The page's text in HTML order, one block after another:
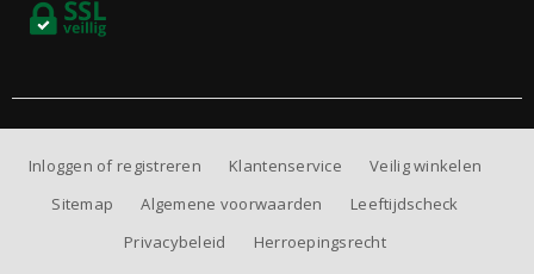
Inloggen of registreren Klantenservice
Veilig winkelen
Sitemap
Algemene voorwaarden
Leeftijdscheck
Privacybeleid
Herroepingsrecht